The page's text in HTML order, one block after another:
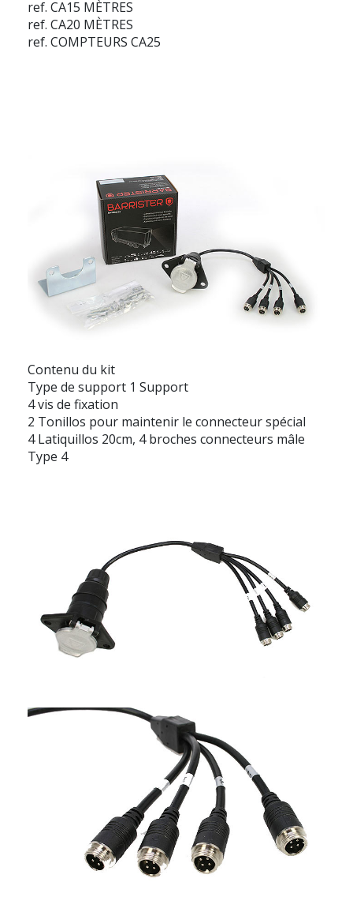
ref. CA15 MÈTRES
ref. CA20 MÈTRES
ref. COMPTEURS CA25
Contenu du kit
Type de support 1 Support
4 vis de fixation
2 Tonillos pour maintenir le connecteur spécial
4 Latiquillos 20cm, 4 broches connecteurs mâle
Type 4